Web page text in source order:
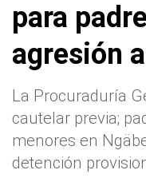
para
agresión
La Procuraduría
cautelar previa;
menores en
detención